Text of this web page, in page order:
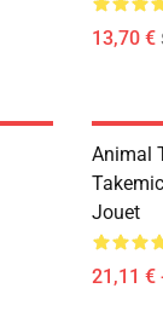
13,70 €
Animal
Jouet
21,11 €